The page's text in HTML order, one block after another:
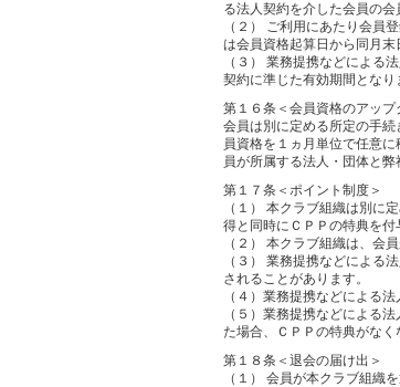
る法人契約を介した会員の会
（２） ご利用にあたり会員
は会員資格起算日から同月末
（３） 業務提携などによる
契約に準じた有効期間となり
第１６条＜会員資格のアッ
会員は別に定める所定の手
員資格を１ヵ月単位で任意
員が所属する法人・団体と
第１７条＜ポイント制度＞
（１） 本クラブ組織は別に
得と同時にＣＰＰの特典を付
（２） 本クラブ組織は、会
（３） 業務提携などによる
されることがあります。
（４）業務提携などによる
（５）業務提携などによる
た場合、ＣＰＰの特典がなく
第１８条＜退会の届け出＞
（１） 会員が本クラブ組織